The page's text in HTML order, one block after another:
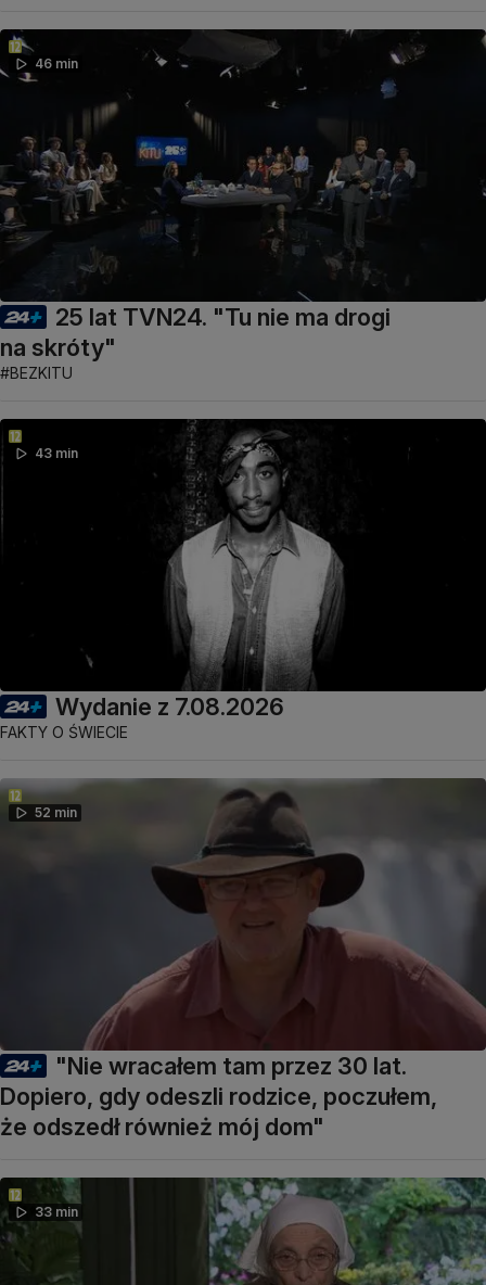
46 min
25 lat TVN24. "Tu nie ma drogi
na skróty"
#BEZKITU
43 min
Wydanie z 7.08.2026
FAKTY O ŚWIECIE
52 min
"Nie wracałem tam przez 30 lat.
Dopiero, gdy odeszli rodzice, poczułem,
że odszedł również mój dom"
33 min